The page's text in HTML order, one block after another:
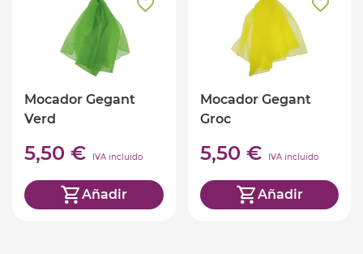
Mocador Gegant
Verd
5,50 € IVA incluido
Añadir
Mocador Gegant
Groc
5,50 € IVA incluido
Añadir